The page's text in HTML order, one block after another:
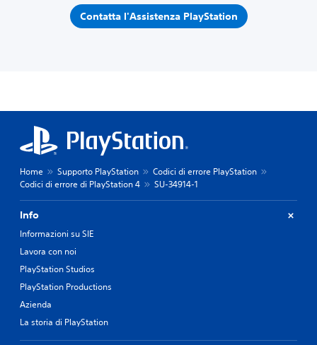
Contatta l'Assistenza PlayStation
Home Supporto PlayStation
Codici di errore PlayStation
Codici di errore di PlayStation 4
SU-34914-1
Info
Informazioni su SIE
Lavora con noi
PlayStation Studios
PlayStation Productions
Azienda
La storia di PlayStation